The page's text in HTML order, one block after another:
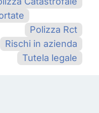
Polizza Rct
Rischi in azienda
Tutela legale